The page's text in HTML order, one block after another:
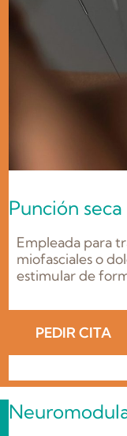
Punción seca
Empleada para
miofasciales o
estimular de
PEDIR CITA